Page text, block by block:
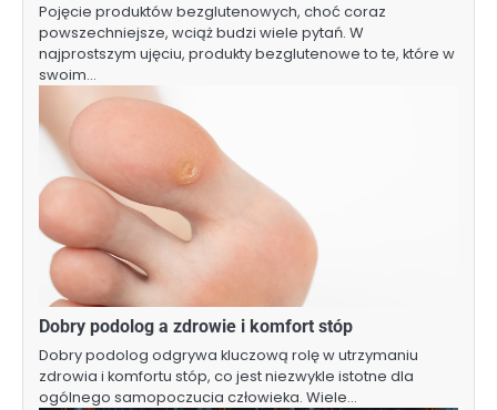
Pojęcie produktów bezglutenowych, choć coraz
powszechniejsze, wciąż budzi wiele pytań. W
najprostszym ujęciu, produkty bezglutenowe to te, które w
swoim…
Dobry podolog a zdrowie i komfort stóp
Dobry podolog odgrywa kluczową rolę w utrzymaniu
zdrowia i komfortu stóp, co jest niezwykle istotne dla
ogólnego samopoczucia człowieka. Wiele…